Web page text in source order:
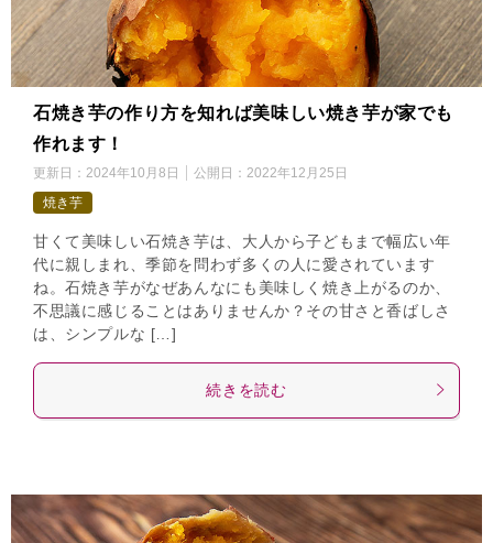
石焼き芋の作り方を知れば美味しい焼き芋が家でも
作れます！
更新日： 2024年10月8日 公開日： 2022年12月25日
焼き芋
甘くて美味しい石焼き芋は、大人から子どもまで幅広い年
代に親しまれ、季節を問わず多くの人に愛されています
ね。石焼き芋がなぜあんなにも美味しく焼き上がるのか、
不思議に感じることはありませんか？その甘さと香ばしさ
は、シンプルな […]
続きを読む